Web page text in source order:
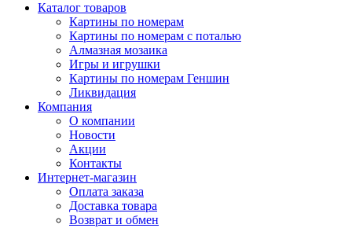
Каталог товаров
Картины по номерам
Картины по номерам с поталью
Алмазная мозаика
Игры и игрушки
Картины по номерам Геншин
Ликвидация
Компания
О компании
Новости
Акции
Контакты
Интернет-магазин
Оплата заказа
Доставка товара
Возврат и обмен